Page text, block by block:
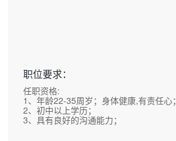
职位要求：
任职资格:
1、年龄22-35周岁；身体健康,有责任心；
2、初中以上学历；
3、具有良好的沟通能力；